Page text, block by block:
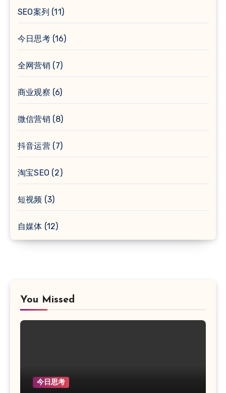
SEO案列 (11)
今日思考(16)
全网营销 (7)
商业观察 (6)
微信营销 (8)
抖音运营(7)
淘宝SEO (2)
短视频 (3)
自媒体 (12)
You Missed
今日思考